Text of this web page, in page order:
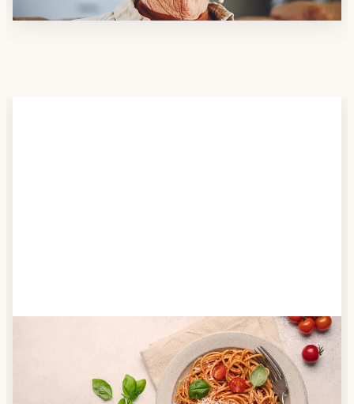
Anbieter finden